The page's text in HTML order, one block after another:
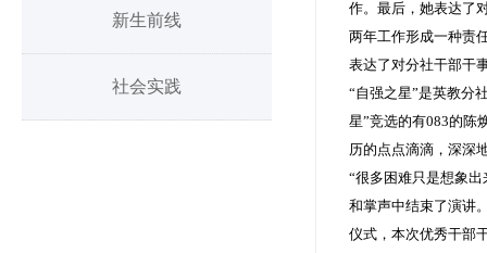
新生前线
社会实践
作。最后，她表达了
两年工作形成一种责
表达了对分社干部干
“自强之星”是英教分
星”竞选的有083的陈
历的点点滴滴，深深
“很多困难只是想象
和掌声中结束了演讲
仪式，本次优秀干部